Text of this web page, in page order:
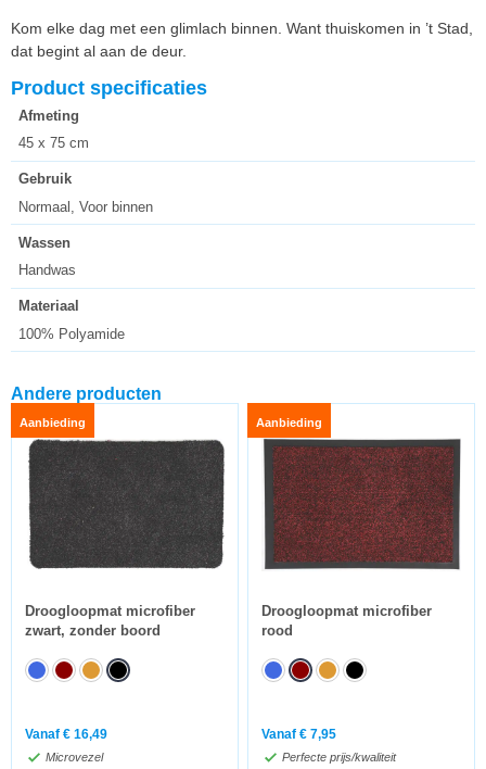
Kom elke dag met een glimlach binnen. Want thuiskomen in ’t Stad,
dat begint al aan de deur.
Product specificaties
Afmeting
45 x 75 cm
Gebruik
Normaal, Voor binnen
Wassen
Handwas
Materiaal
100% Polyamide
Andere producten
Aanbieding
Droogloopmat microfiber
zwart, zonder boord
Vanaf € 16,49
Microvezel
Aanbieding
Droogloopmat microfiber
rood
Vanaf € 7,95
Perfecte prijs/kwaliteit